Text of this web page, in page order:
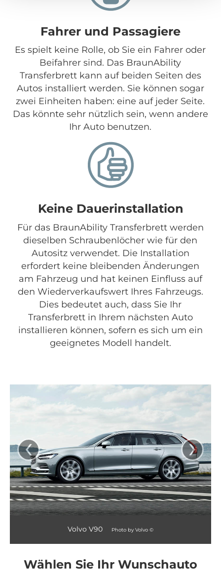
Fahrer und Passagiere
Es spielt keine Rolle, ob Sie ein Fahrer oder
Beifahrer sind. Das BraunAbility
Transferbrett kann auf beiden Seiten des
Autos installiert werden. Sie können sogar
zwei Einheiten haben: eine auf jeder Seite.
Das könnte sehr nützlich sein, wenn andere
Ihr Auto benutzen.
Keine Dauerinstallation
Für das BraunAbility Transferbrett werden
dieselben Schraubenlöcher wie für den
Autositz verwendet. Die Installation
erfordert keine bleibenden Änderungen
am Fahrzeug und hat keinen Einfluss auf
den Wiederverkaufswert Ihres Fahrzeugs.
Dies bedeutet auch, dass Sie Ihr
Transferbrett in Ihrem nächsten Auto
installieren können, sofern es sich um ein
geeignetes Modell handelt.
Volvo V90 Photo by Volvo ©
‹ ›
Wählen Sie Ihr Wunschauto